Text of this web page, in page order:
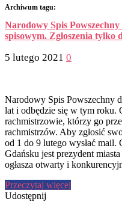
Archiwum tagu:
Narodowy Spis
spisowym. Zgłoszenia tylko
5 lutego 2021 0
Narodowy Spis Powszechny
lat i odbędzie się w tym roku.
rachmistrzowie, którzy go
rachmistrzów. Aby zgłosić
od 1 do 9 lutego wysłać
Gdańsku jest prezydent
ogłasza otwarty i
Przeczytaj więcej
Udostępnij